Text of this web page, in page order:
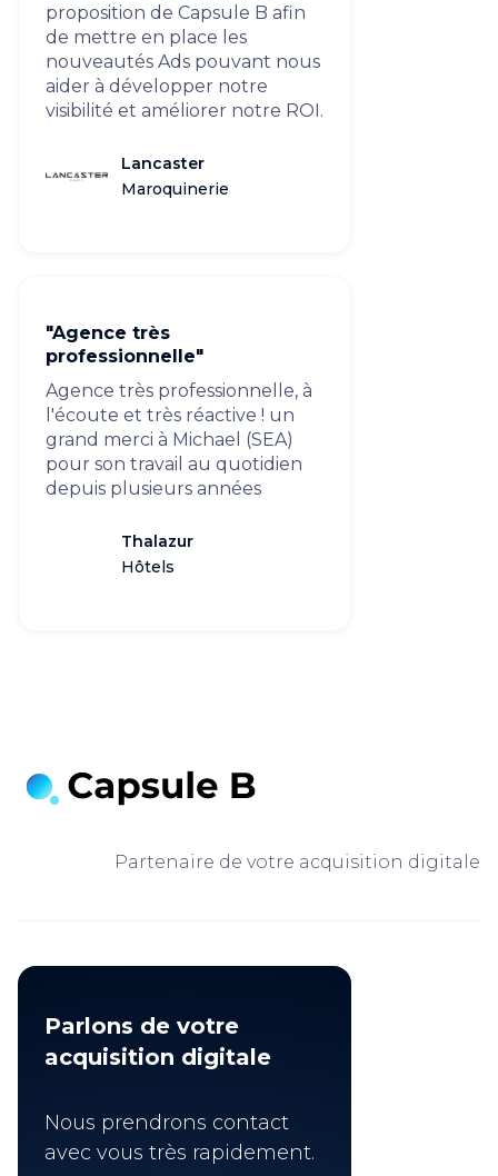
proposition de Capsule B afin
de mettre en place les
nouveautés Ads pouvant nous
aider à développer notre
visibilité et améliorer notre ROI.
Lancaster
Maroquinerie
"Agence très
professionnelle"
Agence très professionnelle, à
l'écoute et très réactive ! un
grand merci à Michael (SEA)
pour son travail au quotidien
depuis plusieurs années
Thalazur
Hôtels
Partenaire de votre acquisition digitale
Parlons de votre
acquisition digitale
Nous prendrons contact
avec vous très rapidement.